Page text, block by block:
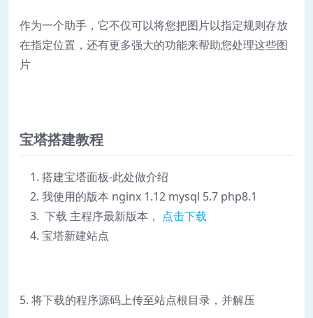
作为一个助手，它不仅可以将您把图片以指定规则存放
在指定位置，还有更多强大的功能来帮助您处理这些图
片
宝塔搭建教程
搭建宝塔面板-此处做介绍
我使用的版本 nginx 1.12 mysql 5.7 php8.1
下载 主程序最新版本， 点击下载
宝塔新建站点
5. 将下载的程序源码上传至站点根目录，并解压